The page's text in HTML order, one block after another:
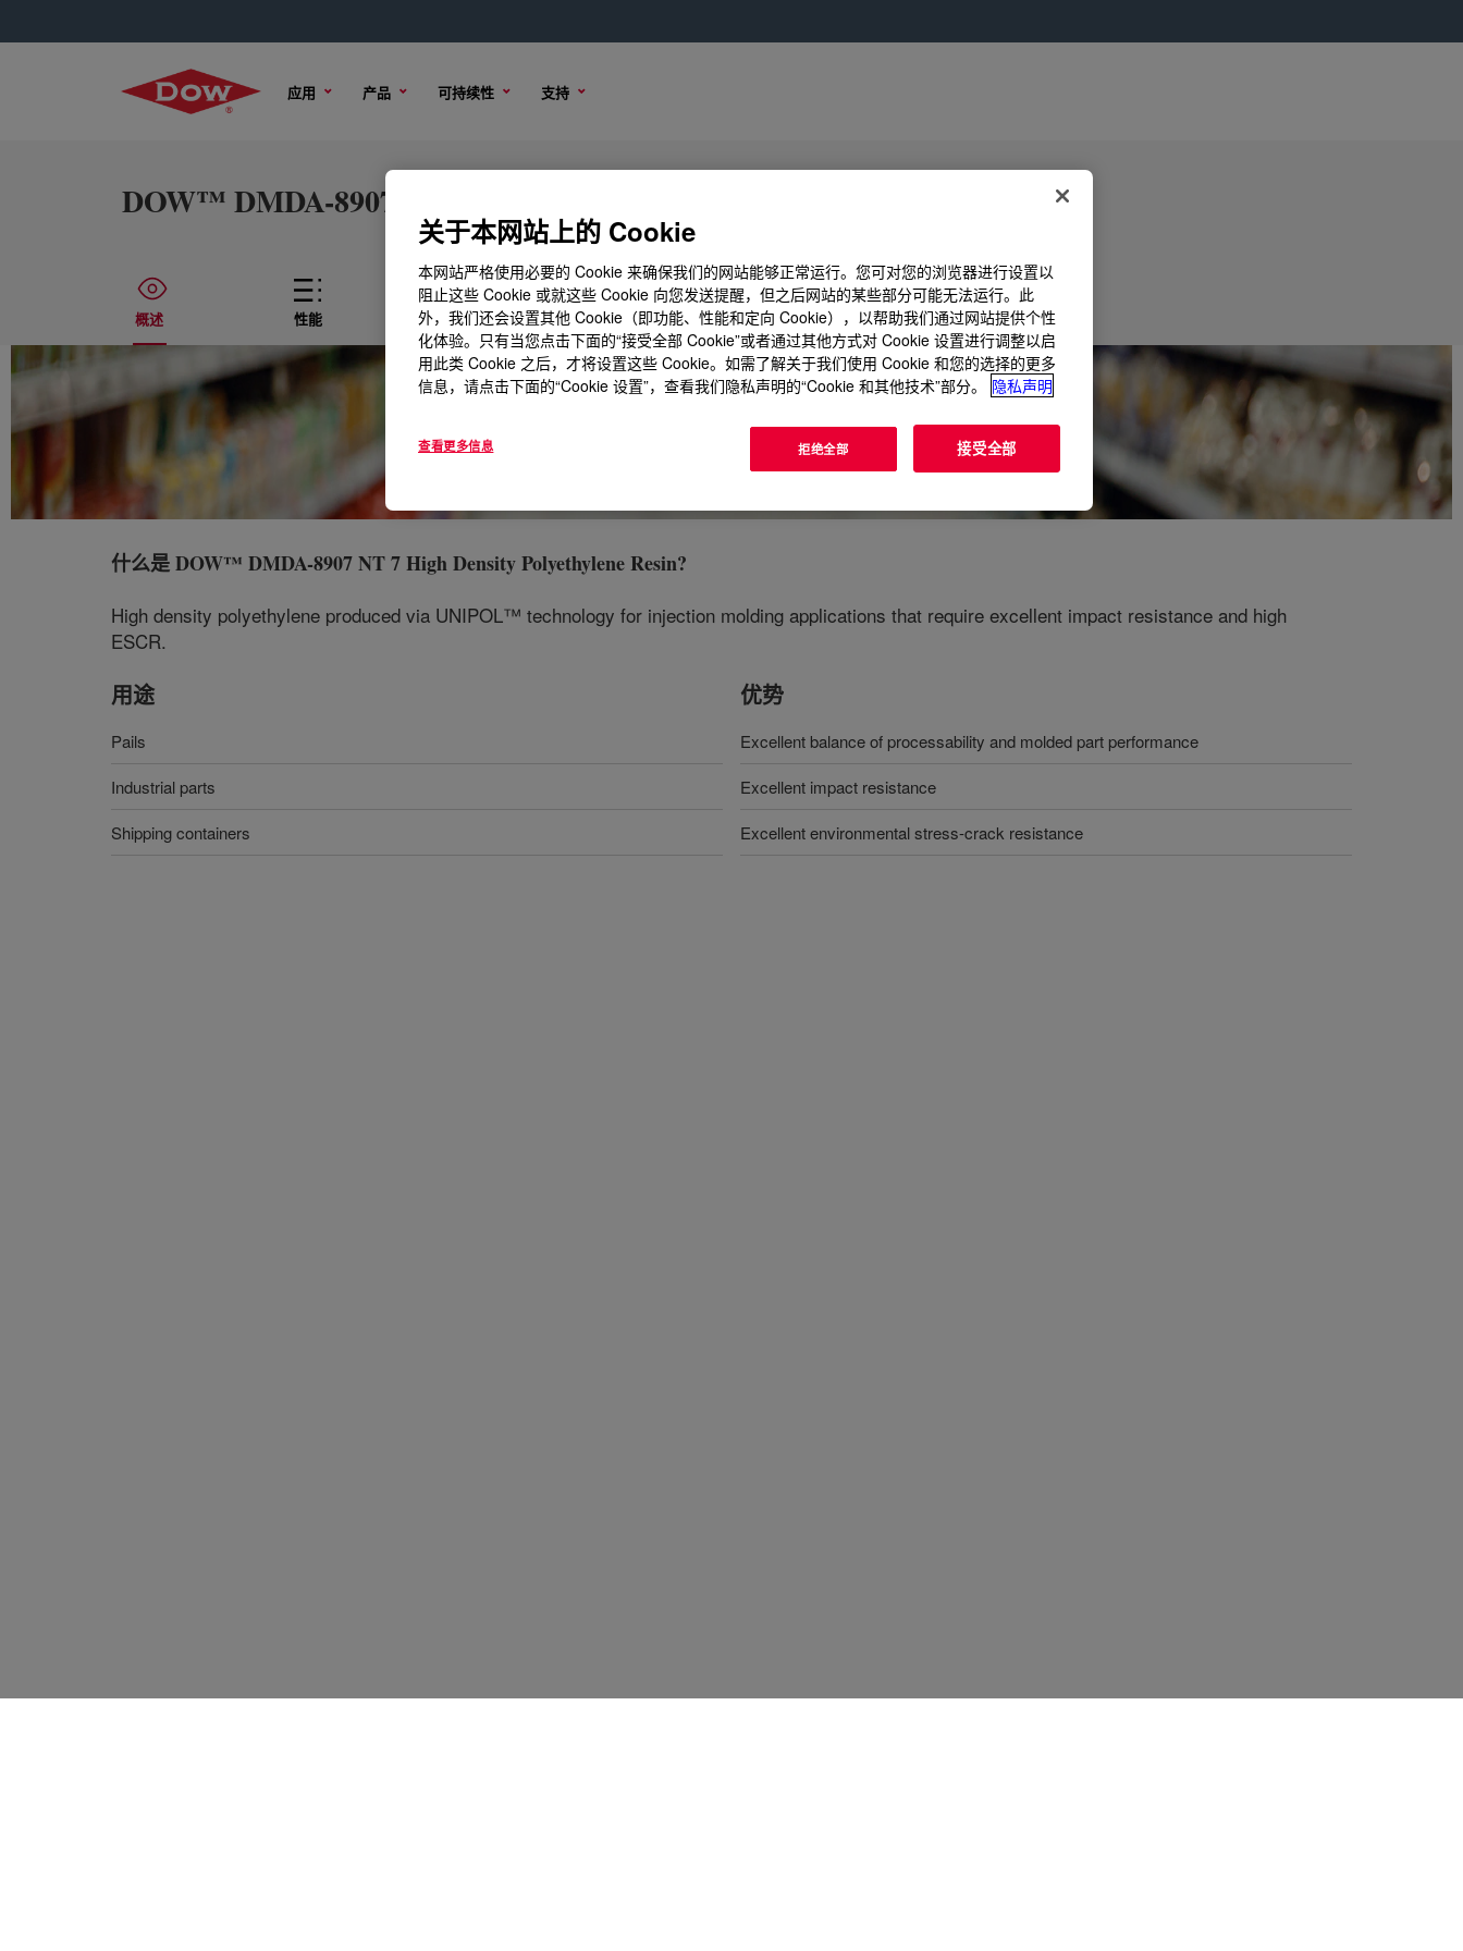
应用 产品 可持续性 支持
DOW™ DMDA-8907 NT 7 High Density Polyethylene Resin
概述 性能 技术内容 样品选项 购买选项
什么是DOW™ DMDA-8907 NT 7 High Density Polyethylene Resin?
High density polyethylene produced via UNIPOL™ technology for injection molding applications that require excellent impact resistance and high
ESCR.
用途
Pails
Industrial parts
Shipping containers
优势
Excellent balance of processability and molded part performance
Excellent impact resistance
Excellent environmental stress-crack resistance
关于本网站上的 Cookie
本网站严格使用必要的 Cookie 来确保我们的网站能够正常运行。您可对您的浏览器进行设置以
阻止这些 Cookie 或就这些 Cookie 向您发送提醒，但之后网站的某些部分可能无法运行。此
外，我们还会设置其他 Cookie（即功能、性能和定向 Cookie），以帮助我们通过网站提供个性
化体验。只有当您点击下面的“接受全部 Cookie”或者通过其他方式对 Cookie 设置进行调整以启
用此类 Cookie 之后，才将设置这些 Cookie。如需了解关于我们使用 Cookie 和您的选择的更多
信息，请点击下面的“Cookie 设置”，查看我们隐私声明的“Cookie 和其他技术”部分。
隐私声明
查看更多信息 拒绝全部 接受全部